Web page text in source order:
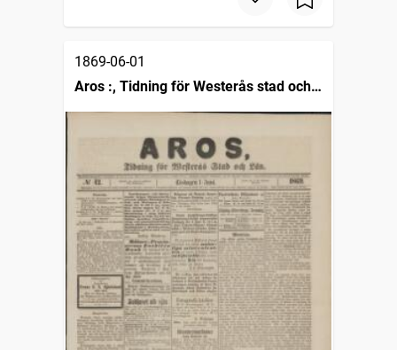
1869-06-01
Aros :, Tidning för Westerås stad och